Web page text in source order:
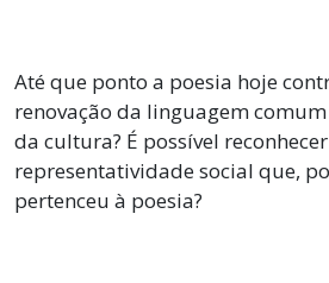
Até que ponto a poesia hoje
renovação da linguagem
da cultura? É possível
representatividade social que,
pertenceu à poesia?